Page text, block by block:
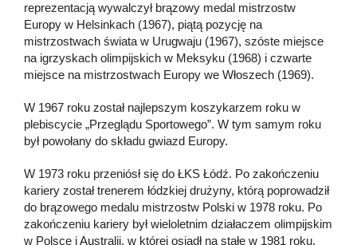
reprezentacją wywalczył brązowy medal mistrzostw
Europy w Helsinkach (1967), piątą pozycję na
mistrzostwach świata w Urugwaju (1967), szóste miejsce
na igrzyskach olimpijskich w Meksyku (1968) i czwarte
miejsce na mistrzostwach Europy we Włoszech (1969).
W 1967 roku został najlepszym koszykarzem roku w
plebiscycie „Przeglądu Sportowego”. W tym samym roku
był powołany do składu gwiazd Europy.
W 1973 roku przeniósł się do ŁKS Łódź. Po zakończeniu
kariery został trenerem łódzkiej drużyny, którą poprowadził
do brązowego medalu mistrzostw Polski w 1978 roku. Po
zakończeniu kariery był wieloletnim działaczem olimpijskim
w Polsce i Australii, w której osiadł na stałe w 1981 roku.